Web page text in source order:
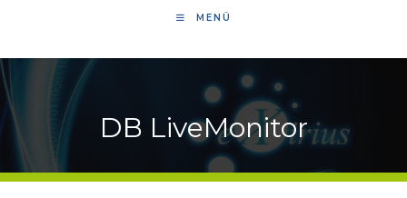
MENÜ
DB LiveMonitor